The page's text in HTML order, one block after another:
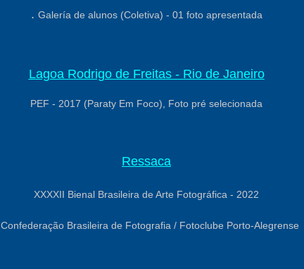
. Galería de alunos (Coletiva) - 01 foto apresentada
Lagoa Rodrigo de Freitas - Rio de Janeiro
PEF - 2017 (Paraty Em Foco), Foto pré selecionada
Ressaca
XXXXII Bienal Brasileira de Arte Fotográfica - 2022
Confederação Brasileira de Fotografia / Fotoclube Porto-Alegrense